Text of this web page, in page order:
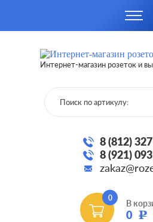
Интернет-магазин розеток и
8 (812)
8 (921)
0
В
0 Р